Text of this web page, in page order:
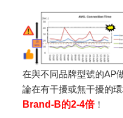
在與不同品牌型號的AP
論在有干擾或無干擾的
Brand-B的2-4倍！